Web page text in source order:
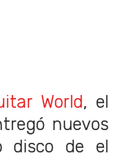
World, el
nuevos
disco de el